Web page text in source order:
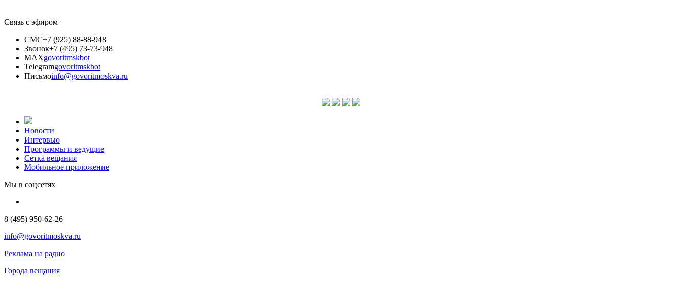
Связь с эфиром
СМС+7 (925) 88-88-948
Звонок+7 (495) 73-73-948
MAXgovoritmskbot
Telegramgovoritmskbot
Письмоinfo@govoritmoskva.ru
Новости
Интервью
Программы и ведущие
Сетка вещания
Мобильное приложение
Мы в соцсетях
8 (495) 950-62-26
info@govoritmoskva.ru
Реклама на радио
Города вещания